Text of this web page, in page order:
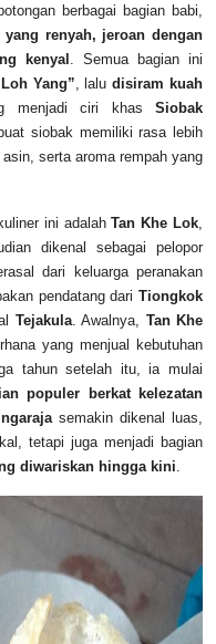
berbagai bagian babi,
renyah, jeroan dengan
kenyal . Semua bagian ini
Yang” , laludisiram kuah
menjadi ciri khas Siobak
siobak memiliki rasa lebih
serta aroma rempah yang
ini adalahTan Khe Lok
dikenal sebagai pelopor
dari keluarga peranakan
pendatang dari Tiongkok
Tejakula. Awalnya, Tan Khe
yang menjual kebutuhan
tahun setelah itu, ia mulai
populer berkat kelezatan
semakin dikenal luas,
tetapi juga menjadi bagian
diwariskan hingga kini